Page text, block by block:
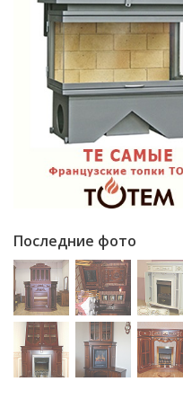
Последние фото